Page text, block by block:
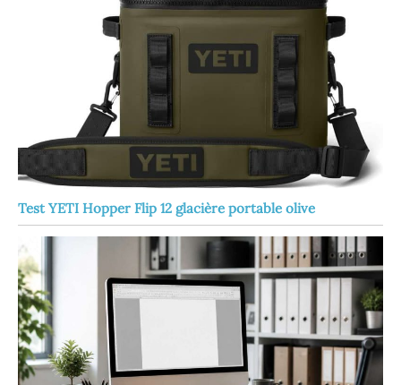
Test YETI Hopper Flip 12 glacière portable olive